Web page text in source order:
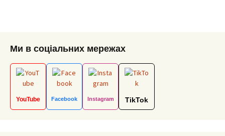
Ми в соціальних мережах
YouTube Facebook Instagram TikTok